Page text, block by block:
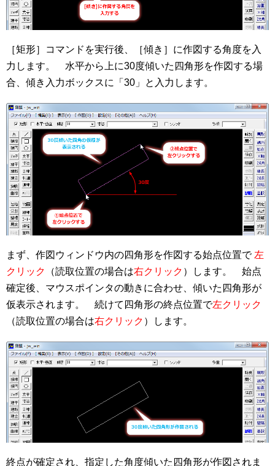
［矩形］コマンドを実行後、［傾き］に作図する角度を入
力します。 水平から上に30度傾いた四角形を作図する場
合、傾き入力ボックスに「30」と入力します。
まず、作図ウィンドウ内の四角形を作図する始点位置で 左
クリック
（読取位置の場合は右クリック ）します。 始点
確定後、マウスポインタの動きに合わせ、傾いた四角形が
仮表示されます。 続けて四角形の終点位置で左クリック
（読取位置の場合は右クリック ）します。
終点が確定され、指定した角度傾いた四角形が作図されま